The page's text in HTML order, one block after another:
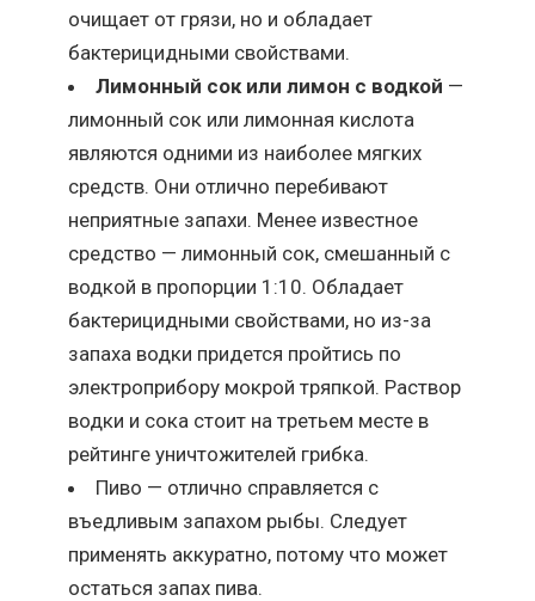
очищает от грязи, но и обладает
бактерицидными свойствами.
Лимонный сок или лимон с водкой —
лимонный сок или лимонная кислота
являются одними из наиболее мягких
средств. Они отлично перебивают
неприятные запахи. Менее известное
средство — лимонный сок, смешанный с
водкой в пропорции 1:10. Обладает
бактерицидными свойствами, но из-за
запаха водки придется пройтись по
электроприбору мокрой тряпкой. Раствор
водки и сока стоит на третьем месте в
рейтинге уничтожителей грибка.
Пиво — отлично справляется с
въедливым запахом рыбы. Следует
применять аккуратно, потому что может
остаться запах пива.